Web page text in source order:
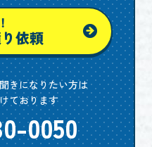
依頼
きになりたい方は
ております
0050